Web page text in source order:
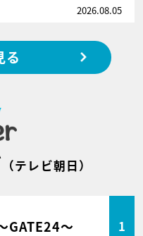
2026.08.05
る
（テレビ朝日）
GATE24～ 1